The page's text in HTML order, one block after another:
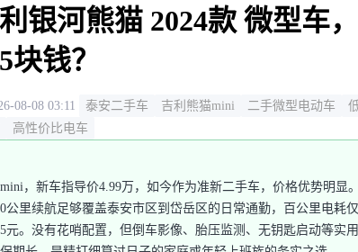
银河熊猫 2024款 微型车
钱？
08-08 03:11 泰安二手车 吉利熊猫mini 二手微型电动车
高性价比电车
，新车指导价4.99万，如今作为准新二手车，价格优势明显
公里续航足够覆盖泰安市区到岱岳区的日常通勤，百公里电耗
元。没有花哨配置，但倒车影像、胎压监测、无钥匙启动等实